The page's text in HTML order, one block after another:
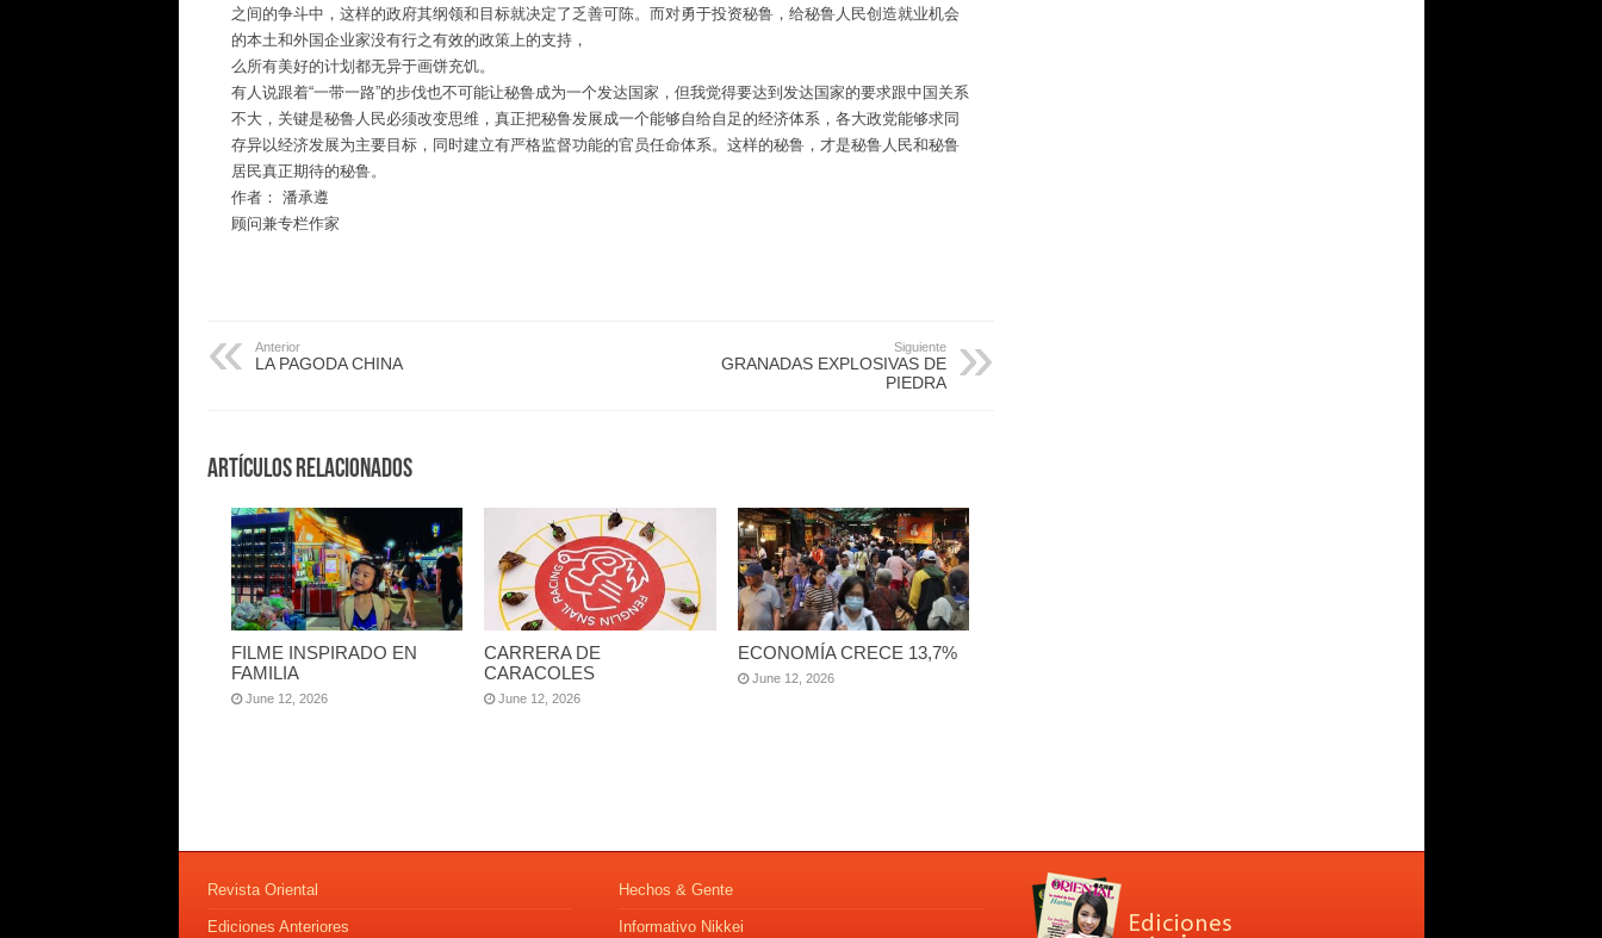
之间的争斗中，这样的政府其纲领和目标就决定了乏善可陈。而对勇于投资秘鲁，给秘鲁人民创造就业机会
的本土和外国企业家没有行之有效的政策上的支持，
么所有美好的计划都无异于画饼充饥。
有人说跟着“一带一路”的步伐也不可能让秘鲁成为一个发达国家，但我觉得要达到发达国家的要求跟中国关系
不大，关键是秘鲁人民必须改变思维，真正把秘鲁发展成一个能够自给自足的经济体系，各大政党能够求同
存异以经济发展为主要目标，同时建立有严格监督功能的官员任命体系。这样的秘鲁，才是秘鲁人民和秘鲁
居民真正期待的秘鲁。
作者： 潘承遵
顾问兼专栏作家
Anterior
LA PAGODA CHINA
Siguiente
GRANADAS EXPLOSIVAS DE
PIEDRA
Artículos Relacionados
FILME INSPIRADO EN
FAMILIA
June 12, 2026
CARRERA DE
CARACOLES
June 12, 2026
ECONOMÍA CRECE 13,7%
June 12, 2026
Revista Oriental
Ediciones Anteriores
Hechos & Gente
Informativo Nikkei